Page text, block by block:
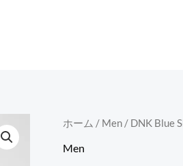
ホーム / Men / DNK Blue
Men
DNK
Blue